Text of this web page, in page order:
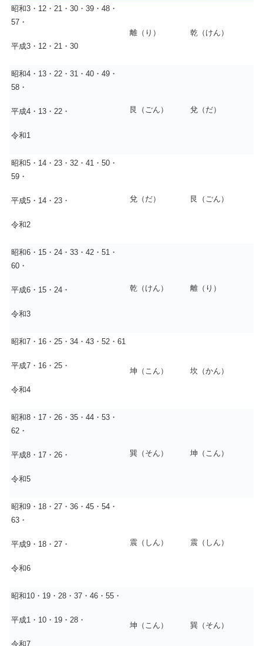
昭和3・12・21・30・39・48・
57・
平成3・12・21・30
離（り） 乾（けん）
昭和4・13・22・31・40・49・
58・
平成4・13・22・
令和1
艮（ごん） 兌（だ）
昭和5・14・23・32・41・50・
59・
平成5・14・23・
令和2
兌（だ） 艮（ごん）
昭和6・15・24・33・42・51・
60・
平成6・15・24・
令和3
乾（けん） 離（り）
昭和7・16・25・34・43・52・61
平成7・16・25・
令和4
坤（こん） 坎（かん）
昭和8・17・26・35・44・53・
62・
平成8・17・26・
令和5
巽（そん） 坤（こん）
昭和9・18・27・36・45・54・
63・
平成9・18・27・
令和6
震（しん） 震（しん）
昭和10・19・28・37・46・55・
平成1・10・19・28・
令和7
坤（こん） 巽（そん）